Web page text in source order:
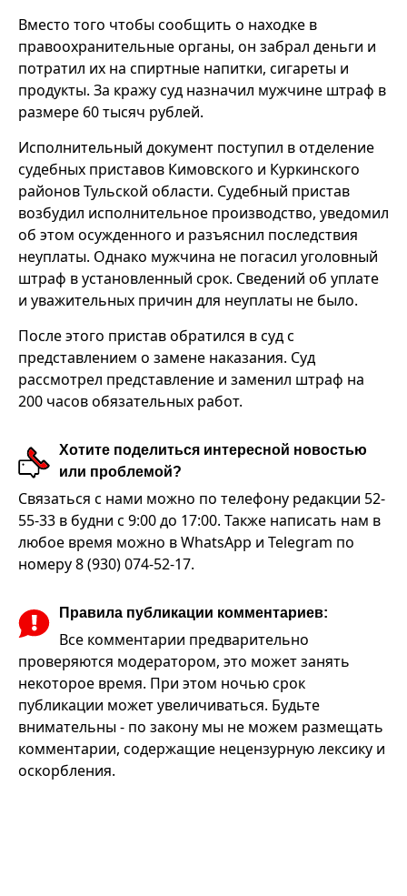
Вместо того чтобы сообщить о находке в
правоохранительные органы, он забрал деньги и
потратил их на спиртные напитки, сигареты и
продукты. За кражу суд назначил мужчине штраф в
размере 60 тысяч рублей.
Исполнительный документ поступил в отделение
судебных приставов Кимовского и Куркинского
районов Тульской области. Судебный пристав
возбудил исполнительное производство, уведомил
об этом осужденного и разъяснил последствия
неуплаты. Однако мужчина не погасил уголовный
штраф в установленный срок. Сведений об уплате
и уважительных причин для неуплаты не было.
После этого пристав обратился в суд с
представлением о замене наказания. Суд
рассмотрел представление и заменил штраф на
200 часов обязательных работ.
Хотите поделиться интересной новостью
или проблемой?
Связаться с нами можно по телефону редакции 52-
55-33 в будни с 9:00 до 17:00. Также написать нам в
любое время можно в WhatsApp и Telegram по
номеру 8 (930) 074-52-17.
Правила публикации комментариев:
Все комментарии предварительно
проверяются модератором, это может занять
некоторое время. При этом ночью срок
публикации может увеличиваться. Будьте
внимательны - по закону мы не можем размещать
комментарии, содержащие нецензурную лексику и
оскорбления.